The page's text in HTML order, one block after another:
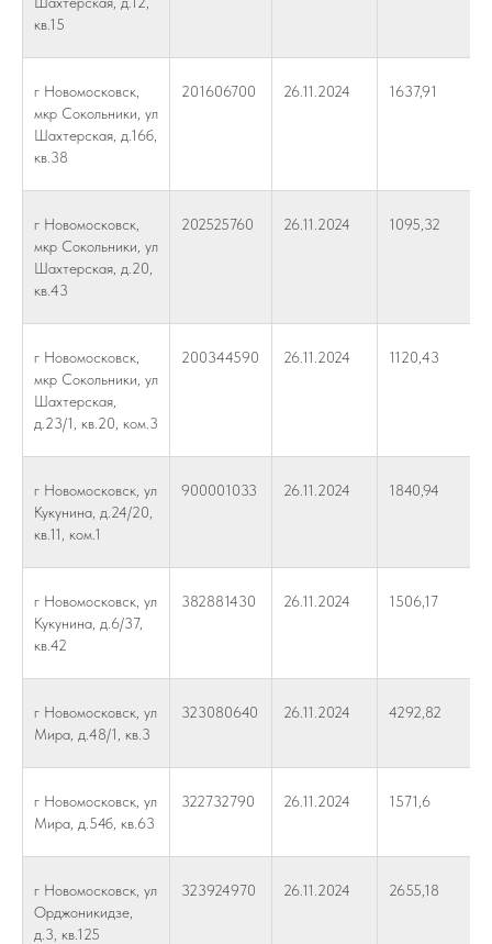
кв.15
г Новомосковск,
мкр Сокольники, ул
Шахтерская, д.16б,
кв.38
201606700 26.11.2024 1637,91
г Новомосковск,
мкр Сокольники, ул
Шахтерская, д.20,
кв.43
202525760 26.11.2024 1095,32
г Новомосковск,
мкр Сокольники, ул
Шахтерская,
д.23/1, кв.20, ком.3
200344590 26.11.2024 1120,43
г Новомосковск, ул
Кукунина, д.24/20,
кв.11, ком.1
900001033 26.11.2024 1840,94
г Новомосковск, ул
Кукунина, д.6/37,
кв.42
382881430 26.11.2024 1506,17
г Новомосковск, ул
Мира, д.48/1, кв.3
323080640 26.11.2024 4292,82
г Новомосковск, ул
Мира, д.54б, кв.63
322732790 26.11.2024 1571,6
г Новомосковск, ул
Орджоникидзе,
д.3, кв.125
323924970 26.11.2024 2655,18